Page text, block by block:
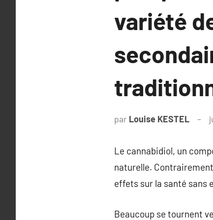
variété
par Louise KESTEL
Le cannabidiol, un
naturelle.
effets sur la santé sans
Beaucoup se tournent